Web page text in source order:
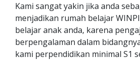
Kami sangat yakin jika anda
menjadikan rumah belajar
belajar anak anda, karena
berpengalaman dalam
kami perpendidikan minimal S1